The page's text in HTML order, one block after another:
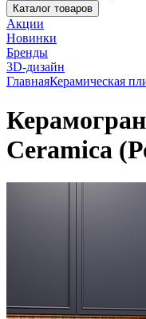
Каталог товаров
Акции
Новинки
Бренды
3D-дизайн
ГлавнаяКерамическая
Ceramica